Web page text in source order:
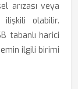
arızası veya
ilişkili olabilir.
tabanlı harici
ilgili birimi